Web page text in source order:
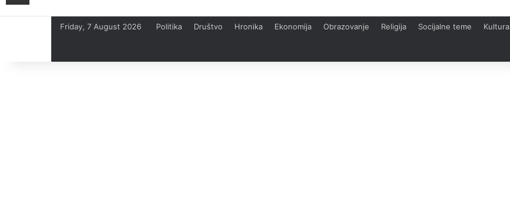
Friday, 7 August 2026 Politika Društvo Hronika Ekonomija Obrazovanje Religija Socijalne teme Kultura